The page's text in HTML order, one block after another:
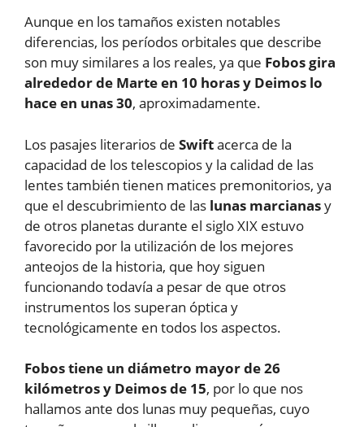
Aunque en los tamaños existen notables
diferencias, los períodos orbitales que describe
son muy similares a los reales, ya que Fobos gira
alrededor de Marte en 10 horas y Deimos lo
hace en unas 30, aproximadamente.
Los pasajes literarios de Swiftacerca de la
capacidad de los telescopios y la calidad de las
lentes también tienen matices premonitorios, ya
que el descubrimiento de las lunas marcianasy
de otros planetas durante el siglo XIX estuvo
favorecido por la utilización de los mejores
anteojos de la historia, que hoy siguen
funcionando todavía a pesar de que otros
instrumentos los superan óptica y
tecnológicamente en todos los aspectos.
Fobos tiene un diámetro mayor de 26
kilómetros y Deimos de 15, por lo que nos
hallamos ante dos lunas muy pequeñas, cuyo